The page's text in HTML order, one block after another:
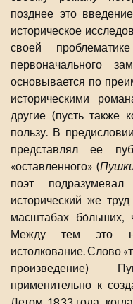
позднее это
историческое
своей
первоначального
основывается по
историческими
другие (пусть также
пользу. В
представлял ее
«оставленного» (
поэт
исторический же
масштабах бо́льших,
Между тем это не
истолкование. Слово
произведение)
применительно к